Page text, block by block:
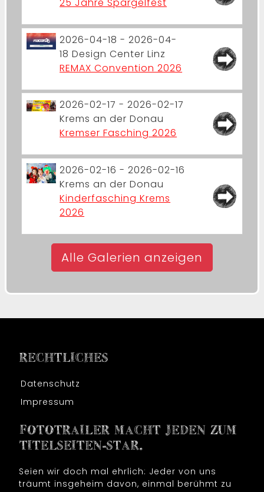
2026-04-18 - 2026-04-
18 Design Center Linz
REMAX Convention 2026
2026-02-17 - 2026-02-17
Krems an der Donau
Kremser Fasching 2026
2026-02-16 - 2026-02-16
Krems an der Donau
Kinderfasching Krems
2026
Alle Galerien anzeigen
RECHTLICHES
Datenschutz
Impressum
FOTOTRAILER MACHT JEDEN ZUM
TITELSEITEN-STAR.
Seien wir doch mal ehrlich: Jeder von uns
träumt insgeheim davon, einmal berühmt zu